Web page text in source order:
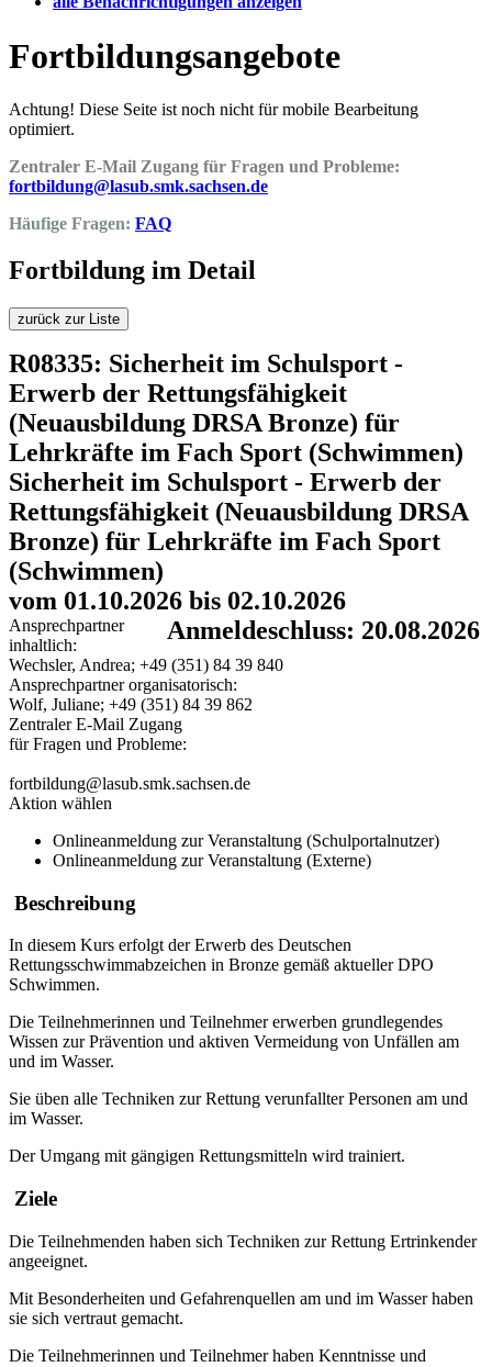
Fortbildungsangebote
Achtung! Diese Seite ist noch nicht für mobile Bearbeitung
optimiert.
Zentraler E-Mail Zugang für Fragen und Probleme:
fortbildung@lasub.smk.sachsen.de
Häufige Fragen: FAQ
Fortbildung im Detail
zurück zur Liste
R08335: Sicherheit im Schulsport -
Erwerb der Rettungsfähigkeit
(Neuausbildung DRSA Bronze) für
Lehrkräfte im Fach Sport (Schwimmen)
Sicherheit im Schulsport - Erwerb der
Rettungsfähigkeit (Neuausbildung DRSA
Bronze) für Lehrkräfte im Fach Sport
(Schwimmen)
vom 01.10.2026 bis 02.10.2026
Anmeldeschluss: 20.08.2026
Ansprechpartner
inhaltlich:
Wechsler, Andrea; +49 (351) 84 39 840
Ansprechpartner organisatorisch:
Wolf, Juliane; +49 (351) 84 39 862
Zentraler E-Mail Zugang
für Fragen und Probleme:
fortbildung@lasub.smk.sachsen.de
Aktion wählen
Onlineanmeldung zur Veranstaltung (Schulportalnutzer)
Onlineanmeldung zur Veranstaltung (Externe)
Beschreibung
In diesem Kurs erfolgt der Erwerb des Deutschen
Rettungsschwimmabzeichen in Bronze gemäß aktueller DPO
Schwimmen.
Die Teilnehmerinnen und Teilnehmer erwerben grundlegendes
Wissen zur Prävention und aktiven Vermeidung von Unfällen am
und im Wasser.
Sie üben alle Techniken zur Rettung verunfallter Personen am und
im Wasser.
Der Umgang mit gängigen Rettungsmitteln wird trainiert.
Ziele
Die Teilnehmenden haben sich Techniken zur Rettung Ertrinkender
angeeignet.
Mit Besonderheiten und Gefahrenquellen am und im Wasser haben
sie sich vertraut gemacht.
Die Teilnehmerinnen und Teilnehmer haben Kenntnisse und